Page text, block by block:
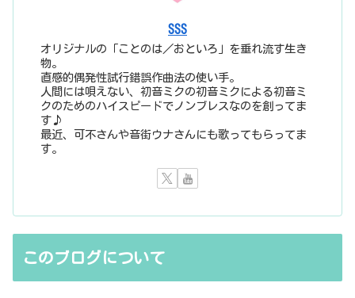
SSS
オリジナルの「ことのは／おといろ」を垂れ流す生き
物。
直感的偶発性試行錯誤作曲法の使い手。
人間には唄えない、初音ミクの初音ミクによる初音ミ
クのためのハイスピードでノンブレスなのを創ってま
す♪
最近、可不さんや音街ウナさんにも歌ってもらってま
す。
このブログについて